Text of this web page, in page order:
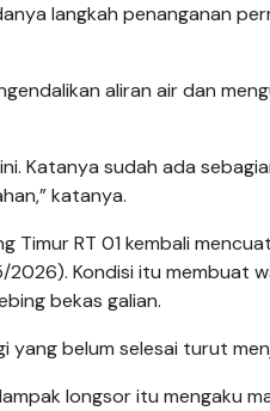
langkah penanganan
aliran air dan
Katanya sudah ada
katanya.
Timur RT 01 kembali
Kondisi itu membuat
bekas galian.
belum selesai turut
longsor itu mengaku